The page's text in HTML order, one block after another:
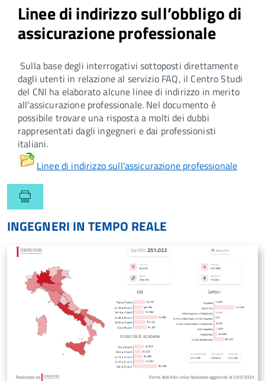
Linee di indirizzo sull’obbligo di
assicurazione professionale
Sulla base degli interrogativi sottoposti direttamente
dagli utenti in relazione al servizio FAQ, il Centro Studi
del CNI ha elaborato alcune linee di indirizzo in merito
all'assicurazione professionale. Nel documento è
possibile trovare una risposta a molti dei dubbi
rappresentati dagli ingegneri e dai professionisti
italiani.
Linee di indirizzo sull'assicurazione professionale
INGEGNERI IN TEMPO REALE